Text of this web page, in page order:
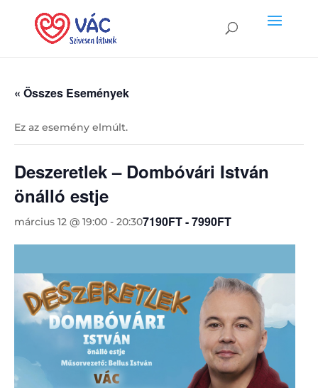
« Összes Események
Ez az esemény elmúlt.
Deszeretlek – Dombóvári István
önálló estje
március 12 @ 19:00 - 20:307190FT - 7990FT